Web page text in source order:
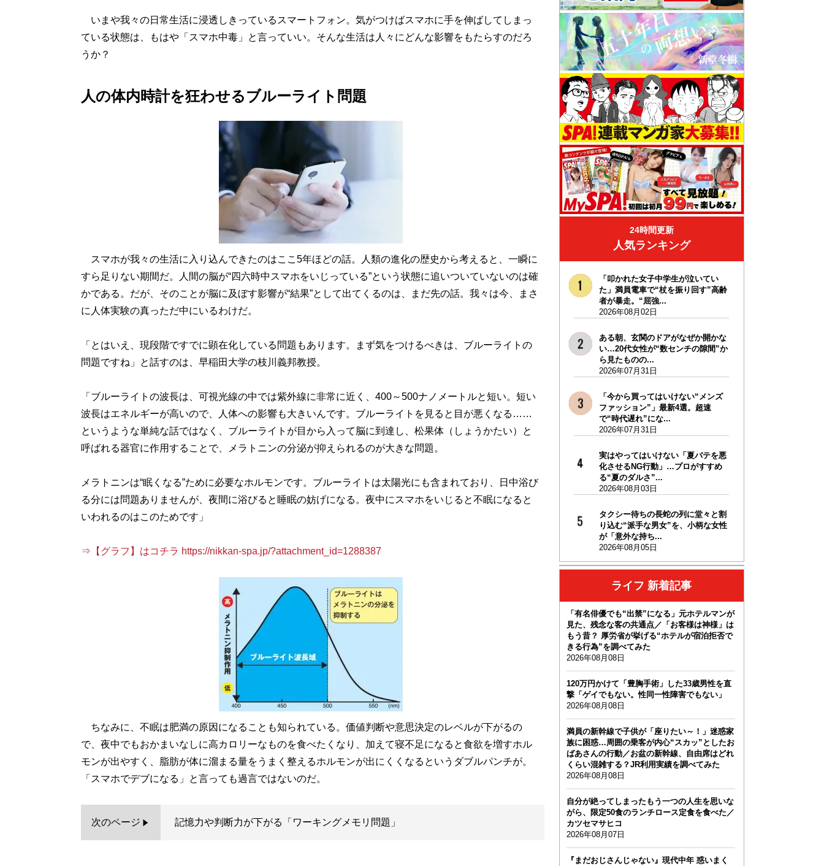
いまや我々の日常生活に浸透しきっているスマートフォン。気がつけばスマホに手を伸ばしてしまっ
ている状態は、もはや「スマホ中毒」と言っていい。そんな生活は人々にどんな影響をもたらすのだろ
うか？
人の体内時計を狂わせるブルーライト問題
スマホが我々の生活に入り込んできたのはここ5年ほどの話。人類の進化の歴史から考えると、一瞬に
すら足りない期間だ。人間の脳が“四六時中スマホをいじっている”という状態に追いついていないのは確
かである。だが、そのことが脳に及ぼす影響が“結果”として出てくるのは、まだ先の話。我々は今、まさ
に人体実験の真っただ中にいるわけだ。
「とはいえ、現段階ですでに顕在化している問題もあります。まず気をつけるべきは、ブルーライトの
問題ですね」と話すのは、早稲田大学の枝川義邦教授。
「ブルーライトの波長は、可視光線の中では紫外線に非常に近く、400～500ナノメートルと短い。短い
波長はエネルギーが高いので、人体への影響も大きいんです。ブルーライトを見ると目が悪くなる……
というような単純な話ではなく、ブルーライトが目から入って脳に到達し、松果体（しょうかたい）と
呼ばれる器官に作用することで、メラトニンの分泌が抑えられるのが大きな問題。
メラトニンは“眠くなる”ために必要なホルモンです。ブルーライトは太陽光にも含まれており、日中浴び
る分には問題ありませんが、夜間に浴びると睡眠の妨げになる。夜中にスマホをいじると不眠になると
いわれるのはこのためです」
⇒【グラフ】はコチラ https://nikkan-spa.jp/?attachment_id=1288387
ちなみに、不眠は肥満の原因になることも知られている。価値判断や意思決定のレベルが下がるの
で、夜中でもおかまいなしに高カロリーなものを食べたくなり、加えて寝不足になると食欲を増すホル
モンが出やすく、脂肪が体に溜まる量をうまく整えるホルモンが出にくくなるというダブルパンチが。
「スマホでデブになる」と言っても過言ではないのだ。
次のページ 記憶力や判断力が下がる「ワーキングメモリ問題」
24時間更新
人気ランキング
「叩かれた女子中学生が泣いてい
た」満員電車で“杖を振り回す”高齢
者が暴走。“屈強...
2026年08月02日
ある朝、玄関のドアがなぜか開かな
い…20代女性が“数センチの隙間”か
ら見たものの...
2026年07月31日
「今から買ってはいけない“メンズ
ファッション”」最新4選。超速
で“時代遅れ”にな...
2026年07月31日
実はやってはいけない「夏バテを悪
化させるNG行動」…プロがすすめ
る“夏のダルさ”...
2026年08月03日
タクシー待ちの長蛇の列に堂々と割
り込む“派手な男女”を、小柄な女性
が「意外な持ち...
2026年08月05日
ライフ 新着記事
「有名俳優でも“出禁”になる」元ホテルマンが
見た、残念な客の共通点／「お客様は神様」は
もう昔？ 厚労省が挙げる“ホテルが宿泊拒否で
きる行為”を調べてみた
2026年08月08日
120万円かけて「豊胸手術」した33歳男性を直
撃「ゲイでもない。性同一性障害でもない」
2026年08月08日
満員の新幹線で子供が「座りたい～！」迷惑家
族に困惑…周囲の乗客が内心“スカッ”としたお
ばあさんの行動／お盆の新幹線、自由席はどれ
くらい混雑する？JR利用実績を調べてみた
2026年08月08日
自分が絶ってしまったもう一つの人生を思いな
がら、限定50食のランチロース定食を食べた／
カツセマサヒコ
2026年08月07日
『まだおじさんじゃない』現代中年 惑いまく